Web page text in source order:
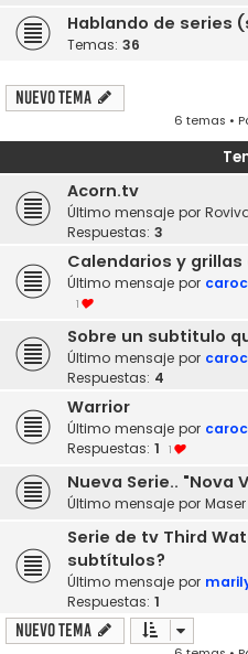
Hablando de series
Temas: 36
Nuevo Tema
6 temas •
Acorn.tv
Último mensaje por
Respuestas: 3
Calendarios y
Último mensaje por
1
Sobre un subtitulo
Último mensaje por
Respuestas: 4
Warrior
Último mensaje por
Respuestas: 1 1
Nueva Serie.. "Nova
Último mensaje por Maser
Serie de tv Third
subtítulos?
Último mensaje por
Respuestas: 1
Nuevo Tema